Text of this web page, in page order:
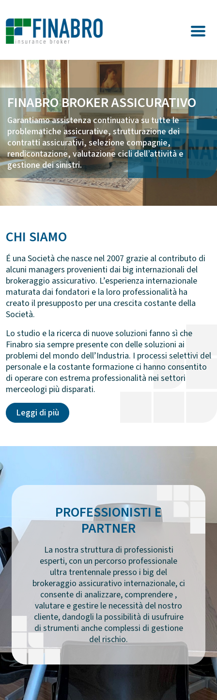
FINABRO BROKER ASSICURATIVO
Garantiamo assistenza continuativa su tutte le
problematiche assicurative, strutturazione dei
contratti assicurativi, selezione compagnie,
rendicontazione, valutazione cicli dell’attività e
gestione dei sinistri.
CHI SIAMO
É una Società che nasce nel 2007 grazie al contributo di
alcuni managers provenienti dai big internazionali del
brokeraggio assicurativo. L’esperienza internazionale
maturata dai fondatori e la loro professionalità ha
creato il presupposto per una crescita costante della
Società.
Lo studio e la ricerca di nuove soluzioni fanno sì che
Finabro sia sempre presente con delle soluzioni ai
problemi del mondo dell’Industria. I processi selettivi del
personale e la costante formazione ci hanno consentito
di operare con estrema professionalità nei settori
merceologi più disparati.
Leggi di più
PROFESSIONISTI E
PARTNER
La nostra struttura di professionisti
esperti, con un percorso professionale
ultra trentennale presso i big del
brokeraggio assicurativo internazionale, ci
consente di analizzare, comprendere ,
valutare e gestire le necessità del nostro
cliente, dandogli la possibilità di usufruire
di strumenti anche complessi di gestione
del rischio.